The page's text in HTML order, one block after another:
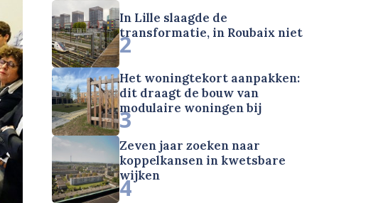
In Lille slaagde de
transformatie, in Roubaix niet
2
Het woningtekort aanpakken:
dit draagt de bouw van
modulaire woningen bij
3
Zeven jaar zoeken naar
koppelkansen in kwetsbare
wijken
4